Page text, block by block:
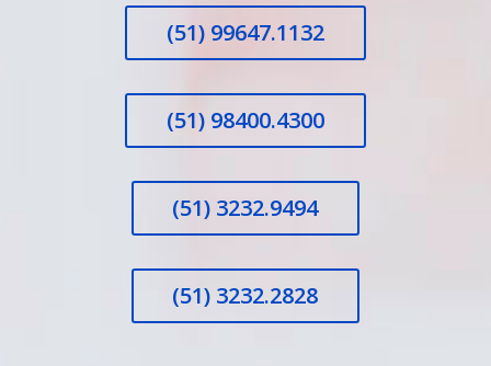
(51) 99647.1132
(51) 98400.4300
(51) 3232.9494
(51) 3232.2828